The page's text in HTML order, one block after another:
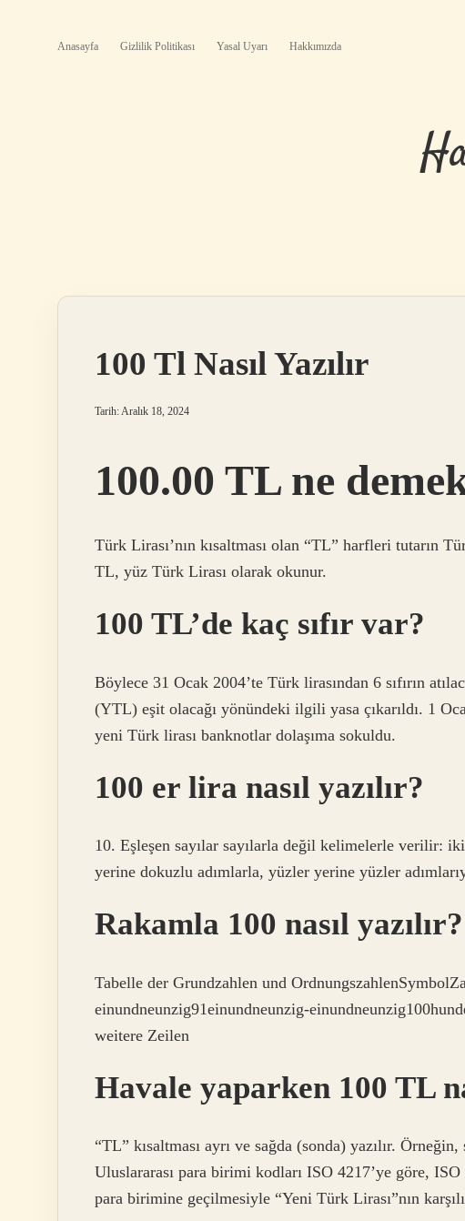
Anasayfa Gizlilik Politikası Yasal Uyarı Hakkımızda
100 Tl Nasıl Yazılır
Tarih: Aralık 18, 2024
100.00 TL ne
Türk Lirası’nın kısaltması olan “TL” harfleri tutarın
TL, yüz Türk Lirası olarak okunur.
100 TL’de kaç sıfır var?
Böylece 31 Ocak 2004’te Türk lirasından 6 sıfırın
(YTL) eşit olacağı yönündeki ilgili yasa çıkarıldı. 1
yeni Türk lirası banknotlar dolaşıma sokuldu.
100 er lira nasıl yazılır?
10. Eşleşen sayılar sayılarla değil kelimelerle verilir:
yerine dokuzlu adımlarla, yüzler yerine yüzler
Rakamla 100 nasıl yazılır?
Tabelle der Grundzahlen und
einundneunzig91einundneunzig-
weitere Zeilen
Havale yaparken 100 TL
“TL” kısaltması ayrı ve sağda (sonda) yazılır.
Uluslararası para birimi kodları ISO 4217’ye göre,
para birimine geçilmesiyle “Yeni Türk Lirası”nın